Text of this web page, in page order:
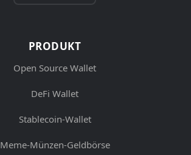
PRODUKT
Open Source Wallet
DeFi Wallet
Stablecoin-Wallet
Meme-Münzen-Geldbörse